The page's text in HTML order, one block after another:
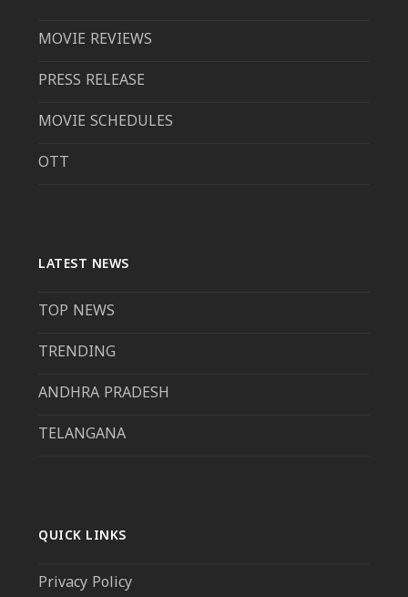
MOVIE REVIEWS
PRESS RELEASE
MOVIE SCHEDULES
OTT
LATEST NEWS
TOP NEWS
TRENDING
ANDHRA PRADESH
TELANGANA
QUICK LINKS
Privacy Policy